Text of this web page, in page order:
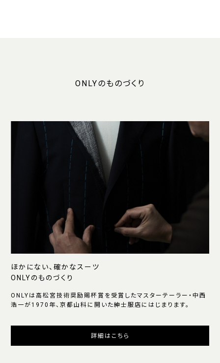
ONLYのものづくり
ほかにない、確かなスーツ
ONLYのものづくり
ONLYは高松宮技術奨励賜杯賞を受賞したマスターテーラー・中西
浩一が1970年、京都山科に開いた紳士服店にはじまります。
詳細はこちら